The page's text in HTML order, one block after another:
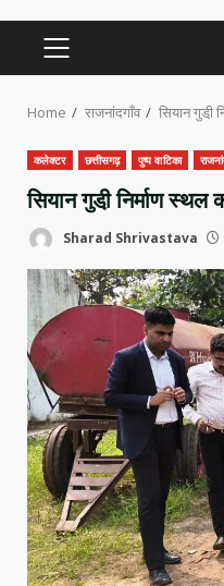
PRIMARY
Home राजनांदगाँव सियान गुडी़
कलेक्टर छत्तीसगढ़ पुष्प वाटिका
सियान गुडी़ निर्माण
Sharad Shrivastava